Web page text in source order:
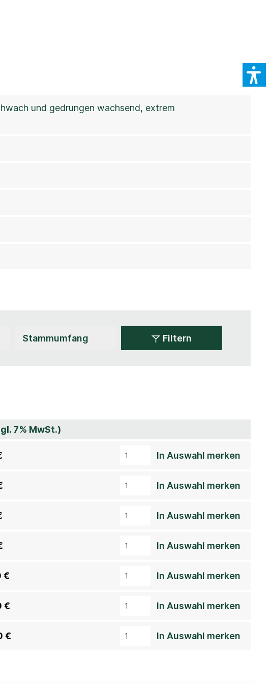
und gedrungen wachsend, extrem
Filtern
7% MwSt.)
In Auswahl merken
In Auswahl merken
In Auswahl merken
In Auswahl merken
€ In Auswahl merken
€ In Auswahl merken
€ In Auswahl merken